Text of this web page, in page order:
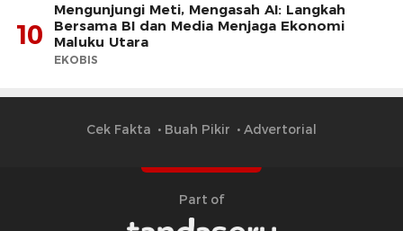
10
Mengunjungi Meti, Mengasah AI: Langkah
Bersama BI dan Media Menjaga Ekonomi
Maluku Utara
EKOBIS
Cek Fakta Buah Pikir Advertorial
Part of